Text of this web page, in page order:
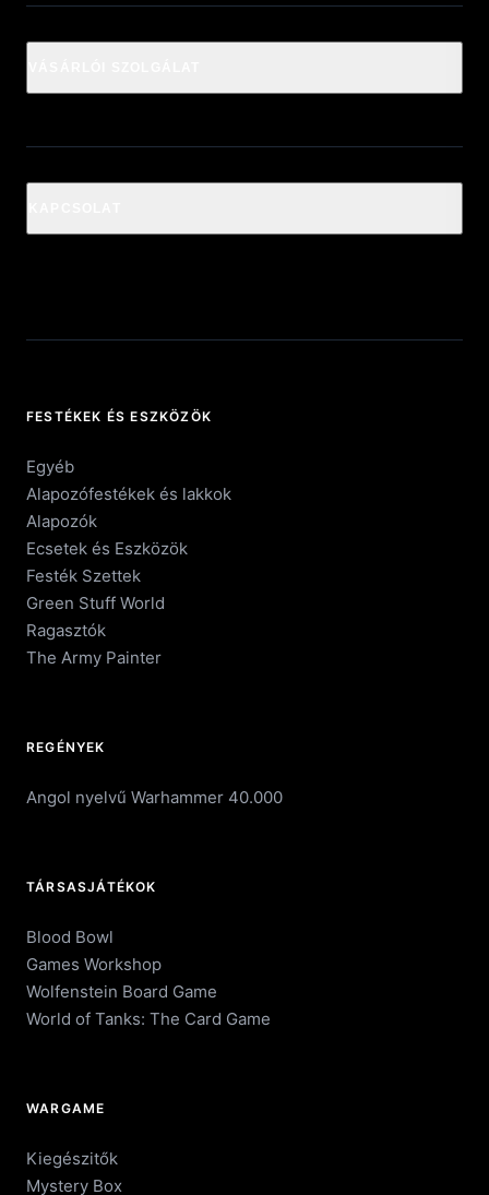
FESTÉKEK ÉS ESZKÖZÖK
Egyéb
Alapozófestékek és lakkok
Alapozók
Ecsetek és Eszközök
Festék Szettek
Green Stuff World
Ragasztók
The Army Painter
REGÉNYEK
Angol nyelvű Warhammer 40.000
TÁRSASJÁTÉKOK
Blood Bowl
Games Workshop
Wolfenstein Board Game
World of Tanks: The Card Game
WARGAME
Kiegészitők
Mystery Box